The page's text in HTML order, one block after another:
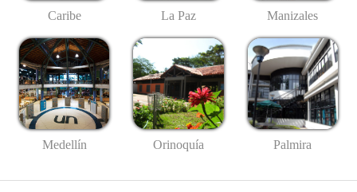
Caribe La Paz Manizales
Medellín Orinoquía Palmira